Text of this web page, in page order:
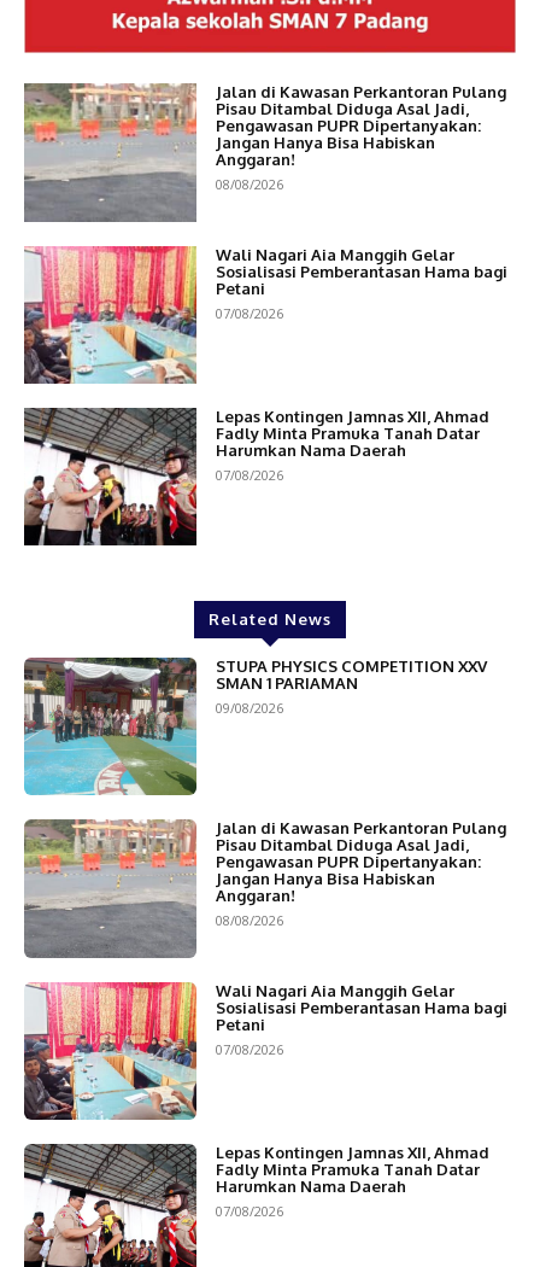
Jalan di Kawasan Perkantoran Pulang
Pisau Ditambal Diduga Asal Jadi,
Pengawasan PUPR Dipertanyakan:
Jangan Hanya Bisa Habiskan
Anggaran!
08/08/2026
Wali Nagari Aia Manggih Gelar
Sosialisasi Pemberantasan Hama bagi
Petani
07/08/2026
Lepas Kontingen Jamnas XII, Ahmad
Fadly Minta Pramuka Tanah Datar
Harumkan Nama Daerah
07/08/2026
Related News
STUPA PHYSICS COMPETITION XXV
SMAN 1 PARIAMAN
09/08/2026
Jalan di Kawasan Perkantoran Pulang
Pisau Ditambal Diduga Asal Jadi,
Pengawasan PUPR Dipertanyakan:
Jangan Hanya Bisa Habiskan
Anggaran!
08/08/2026
Wali Nagari Aia Manggih Gelar
Sosialisasi Pemberantasan Hama bagi
Petani
07/08/2026
Lepas Kontingen Jamnas XII, Ahmad
Fadly Minta Pramuka Tanah Datar
Harumkan Nama Daerah
07/08/2026